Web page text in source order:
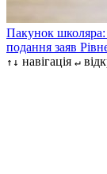
Пакунок школяра:
подання заяв
↑↓ навігація ↵